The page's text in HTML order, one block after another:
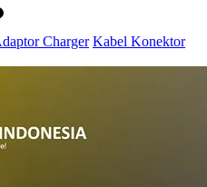
Charger Kabel Konektor